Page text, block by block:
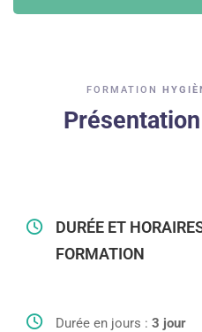
FORMATION
Présentation
DURÉE ET
FORMATION
Durée en jours : 3 jour